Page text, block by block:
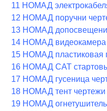
11 НОМАД
12 НОМАД поручни
13 НОМАД
14 НОМАД видеокамера
15 НОМАД пластиковая
16 НОМАД САТ
17 НОМАД гусеница
18 НОМАД тент
19 НОМАД